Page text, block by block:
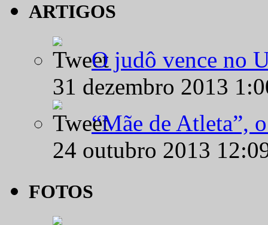
ARTIGOS
O judô vence no
31 dezembro 2013
“Mãe de Atleta”,
24 outubro 2013
FOTOS